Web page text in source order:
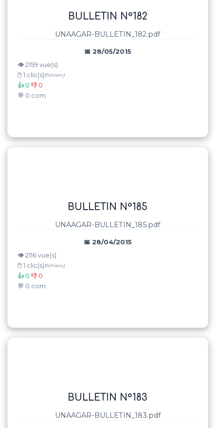
BULLETIN N°182
UNAAGAR-BULLETIN_182.pdf
📅 28/05/2015
👁️ 2159 vue(s)
🖱️ 1 clic(s)(fichiers)
👍 0 👎 0
💬 0 com.
BULLETIN N°185
UNAAGAR-BULLETIN_185.pdf
📅 28/04/2015
👁️ 2116 vue(s)
🖱️ 1 clic(s)(fichiers)
👍 0 👎 0
💬 0 com.
BULLETIN N°183
UNAAGAR-BULLETIN_183.pdf